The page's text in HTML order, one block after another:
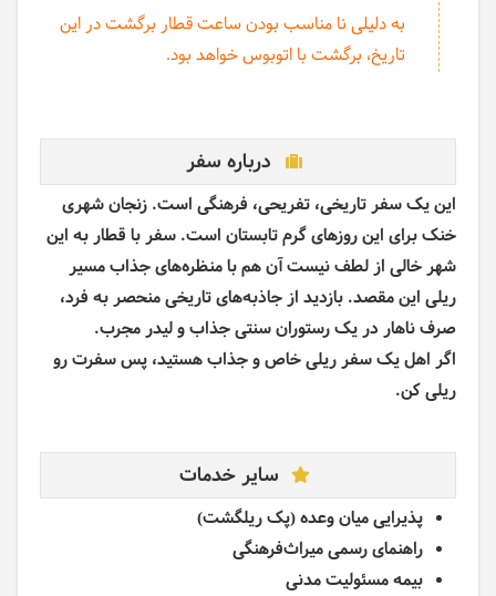
به دلیلی نا مناسب بودن ساعت قطار برگشت در این
تاریخ، برگشت با اتوبوس خواهد بود.
درباره سفر
این یک سفر تاریخی، تفریحی، فرهنگی است. زنجان شهری
خنک برای این روزهای گرم تابستان است. سفر با قطار به این
شهر خالی از لطف نیست آن هم با منظره‌های جذاب مسیر
ریلی این مقصد. بازدید از جاذبه‌های تاریخی منحصر به فرد،
صرف ناهار در یک رستوران سنتی جذاب و لیدر مجرب.
اگر اهل یک سفر ریلی خاص و جذاب هستید، پس سفرت رو
ریلی کن.
سایر خدمات
پذیرایی میان وعده (پک ریلگشت)
راهنمای رسمی میراث‌فرهنگی
بیمه مسئولیت مدنی